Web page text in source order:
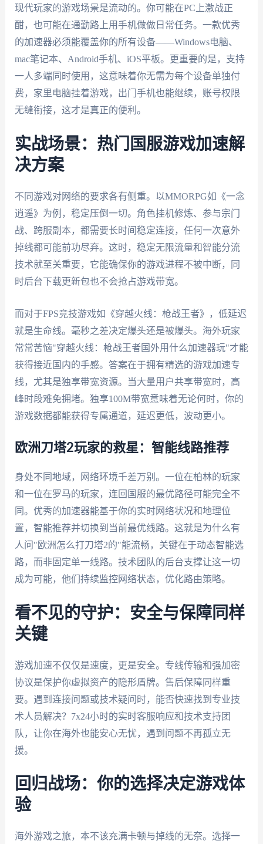
现代玩家的游戏场景是流动的。你可能在PC上激战正
酣，也可能在通勤路上用手机做做日常任务。一款优秀
的加速器必须能覆盖你的所有设备——Windows电脑、
mac笔记本、Android手机、iOS平板。更重要的是，支持
一人多端同时使用，这意味着你无需为每个设备单独付
费，家里电脑挂着游戏，出门手机也能继续，账号权限
无缝衔接，这才是真正的便利。
实战场景：热门国服游戏加速解
决方案
不同游戏对网络的要求各有侧重。以MMORPG如《一念
逍遥》为例，稳定压倒一切。角色挂机修炼、参与宗门
战、跨服副本，都需要长时间稳定连接，任何一次意外
掉线都可能前功尽弃。这时，稳定无限流量和智能分流
技术就至关重要，它能确保你的游戏进程不被中断，同
时后台下载更新包也不会抢占游戏带宽。
而对于FPS竞技游戏如《穿越火线：枪战王者》，低延迟
就是生命线。毫秒之差决定爆头还是被爆头。海外玩家
常常苦恼"穿越火线：枪战王者国外用什么加速器玩"才能
获得接近国内的手感。答案在于拥有精选的游戏加速专
线，尤其是独享带宽资源。当大量用户共享带宽时，高
峰时段难免拥堵。独享100M带宽意味着无论何时，你的
游戏数据都能获得专属通道，延迟更低，波动更小。
欧洲刀塔2玩家的救星：智能线路推荐
身处不同地域，网络环境千差万别。一位在柏林的玩家
和一位在罗马的玩家，连回国服的最优路径可能完全不
同。优秀的加速器能基于你的实时网络状况和地理位
置，智能推荐并切换到当前最优线路。这就是为什么有
人问"欧洲怎么打刀塔2的"能流畅，关键在于动态智能选
路，而非固定单一线路。技术团队的后台支撑让这一切
成为可能，他们持续监控网络状态，优化路由策略。
看不见的守护：安全与保障同样
关键
游戏加速不仅仅是速度，更是安全。专线传输和强加密
协议是保护你虚拟资产的隐形盾牌。售后保障同样重
要。遇到连接问题或技术疑问时，能否快速找到专业技
术人员解决？7x24小时的实时客服响应和技术支持团
队，让你在海外也能安心无忧，遇到问题不再孤立无
援。
回归战场：你的选择决定游戏体
验
海外游戏之旅，本不该充满卡顿与掉线的无奈。选择一